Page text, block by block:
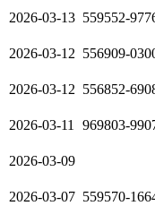
2026-03-13 559552-
2026-03-12 556909-
2026-03-12 556852-
2026-03-11 969803-
2026-03-09
2026-03-07 559570-